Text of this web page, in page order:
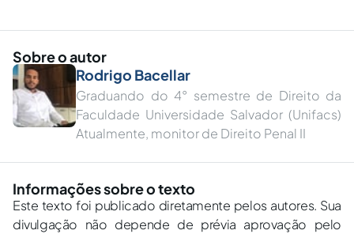
Sobre o autor
Rodrigo Bacellar
Graduando do 4° semestre de Direito da
Faculdade Universidade Salvador (Unifacs)
Atualmente, monitor de Direito Penal II
Informações sobre o texto
Este texto foi publicado diretamente pelos autores. Sua
divulgação não depende de prévia aprovação pelo